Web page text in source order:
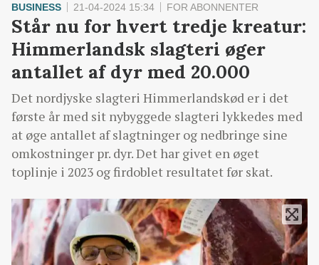
BUSINESS 21-04-2024 15:34 FOR ABONNENTER
Står nu for hvert tredje kreatur:
Himmerlandsk slagteri øger
antallet af dyr med 20.000
Det nordjyske slagteri Himmerlandskød er i det
første år med sit nybyggede slagteri lykkedes med
at øge antallet af slagtninger og nedbringe sine
omkostninger pr. dyr. Det har givet en øget
toplinje i 2023 og firdoblet resultatet før skat.